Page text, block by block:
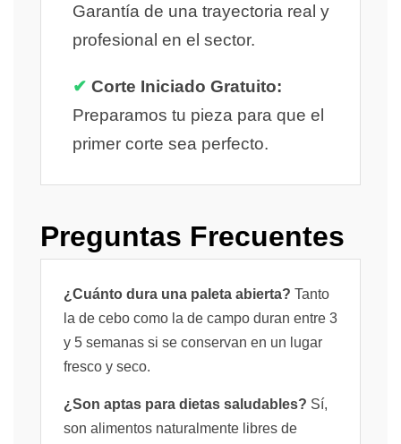
Garantía de una trayectoria real y
profesional en el sector.
✔ Corte Iniciado Gratuito:
Preparamos tu pieza para que el
primer corte sea perfecto.
Preguntas Frecuentes
¿Cuánto dura una paleta abierta? Tanto
la de cebo como la de campo duran entre 3
y 5 semanas si se conservan en un lugar
fresco y seco.
¿Son aptas para dietas saludables? Sí,
son alimentos naturalmente libres de